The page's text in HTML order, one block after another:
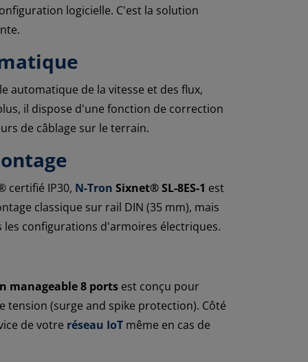
logicielle. C'est la solution
automatique de la vitesse et des flux,
il dispose d'une fonction de correction
de câblage sur le terrain.
certifié IP30, N-Tron Sixnet® SL-8ES-1 est
classique sur rail DIN (35 mm), mais
configurations d'armoires électriques.
manageable 8 ports est conçu pour
tension (surge and spike protection). Côté
de votre réseau IoT même en cas de